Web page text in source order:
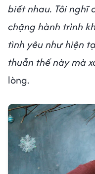
biết nhau. Tôi nghĩ
chặng hành trình
tình yêu như hiện
thuẫn thế này mà
lòng.